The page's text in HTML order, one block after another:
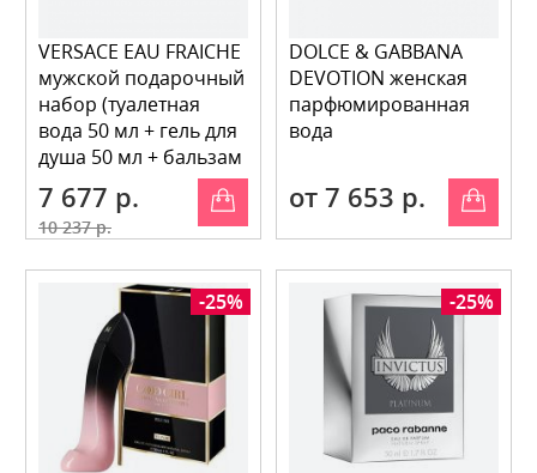
VERSACE EAU FRAICHE
мужской подарочный
набор (туалетная
вода 50 мл + гель для
душа 50 мл + бальзам
п
7 677 р.
10 237 р.
DOLCE & GABBANA
DEVOTION женская
парфюмированная
вода
от 7 653 р.
-25% -25%